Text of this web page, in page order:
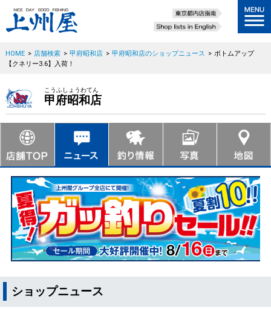
HOME > 店舗検索 > 甲府昭和店 > 甲府昭和店のショップニュース > ボトムアップ
【クネリー3.6】入荷！
こうふしょうわてん
甲府昭和店
ショップニュース